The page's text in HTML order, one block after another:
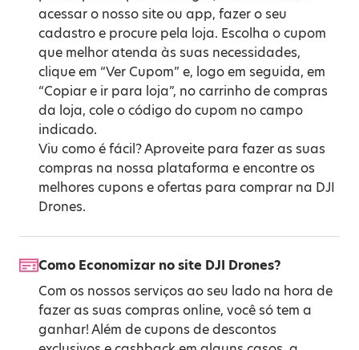
acessar o nosso site ou app, fazer o seu
cadastro e procure pela loja. Escolha o cupom
que melhor atenda às suas necessidades,
clique em “Ver Cupom” e, logo em seguida, em
“Copiar e ir para loja”, no carrinho de compras
da loja, cole o código do cupom no campo
indicado.
Viu como é fácil? Aproveite para fazer as suas
compras na nossa plataforma e encontre os
melhores cupons e ofertas para comprar na DJI
Drones.
Como Economizar no site DJI Drones?
Com os nossos serviços ao seu lado na hora de
fazer as suas compras online, você só tem a
ganhar! Além de cupons de descontos